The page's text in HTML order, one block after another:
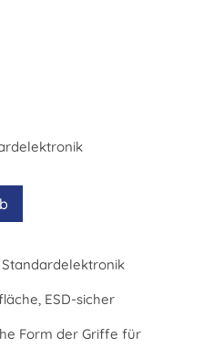
ESD-sicher
Form der Griffe für